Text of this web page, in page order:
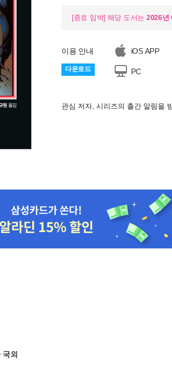
[종료 임박] 해당 도서는 2026년
이용 안내
다운로드
iOS APP
PC
관심 저자, 시리즈의 출간 알림을
국외